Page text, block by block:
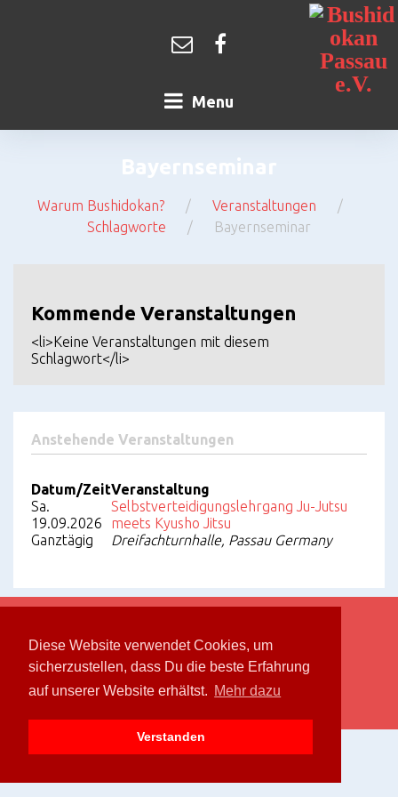
Diese Website verwendet Cookies, um
sicherzustellen, dass Du die beste Erfahrung
auf unserer Website erhältst. Mehr dazu
Verstanden
Menu
Bayernseminar
Warum Bushidokan? / Veranstaltungen
/
Schlagworte
/ Bayernseminar
Kommende Veranstaltungen
<li>Keine Veranstaltungen mit diesem
Schlagwort</li>
Anstehende Veranstaltungen
Datum/ZeitVeranstaltung
Sa.
19.09.2026
Ganztägig
Selbstverteidigungslehrgang Ju-Jutsu
meets Kyusho Jitsu
Dreifachturnhalle, Passau Germany
Bushidokan Passau e.V. © 2026.Privacy Policy